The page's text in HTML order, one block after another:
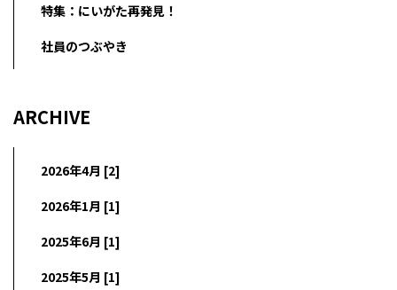
特集：にいがた再発見！
社員のつぶやき
ARCHIVE
2026年4月 [2]
2026年1月 [1]
2025年6月 [1]
2025年5月 [1]